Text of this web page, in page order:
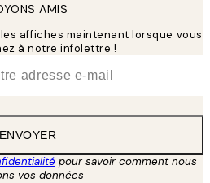
AMIS
affiches maintenant lorsque vous
à notre infolettre !
ENVOYER
pour savoir comment nous
vos données